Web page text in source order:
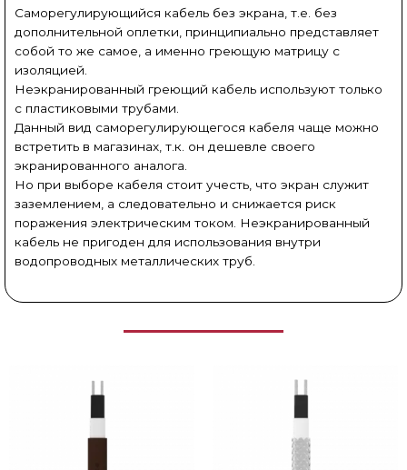
Саморегулирующийся кабель без экрана, т.е. без
дополнительной оплетки, принципиально представляет
собой то же самое, а именно греющую матрицу с
изоляцией.
Неэкранированный греющий кабель используют только
с пластиковыми трубами.
Данный вид саморегулирующегося кабеля чаще можно
встретить в магазинах, т.к. он дешевле своего
экранированного аналога.
Но при выборе кабеля стоит учесть, что экран служит
заземлением, а следовательно и снижается риск
поражения электрическим током. Неэкранированный
кабель не пригоден для использования внутри
водопроводных металлических труб.